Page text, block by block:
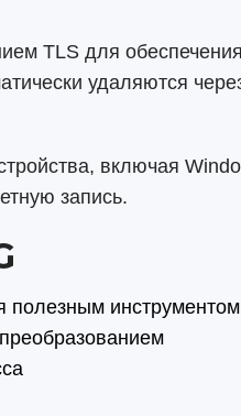
TLS для
удаляются
включая
запись.
полезным инструментом